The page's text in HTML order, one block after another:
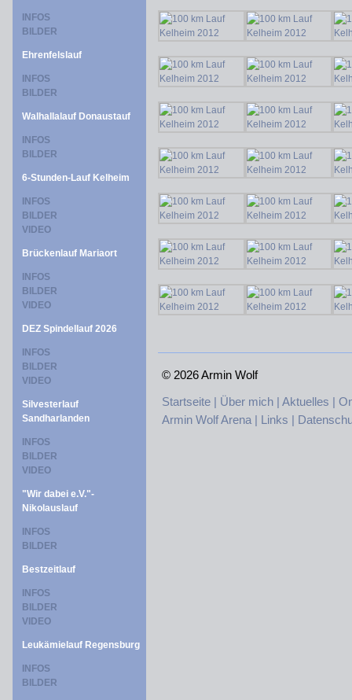
INFOS
BILDER
Ehrenfelslauf
INFOS
BILDER
Walhallalauf Donaustauf
INFOS
BILDER
6-Stunden-Lauf Kelheim
INFOS
BILDER
VIDEO
Brückenlauf Mariaort
INFOS
BILDER
VIDEO
DEZ Spindellauf 2026
INFOS
BILDER
VIDEO
Silvesterlauf
Sandharlanden
INFOS
BILDER
VIDEO
"Wir dabei e.V."-
Nikolauslauf
INFOS
BILDER
Bestzeitlauf
INFOS
BILDER
VIDEO
Leukämielauf Regensburg
INFOS
BILDER
© 2026 Armin Wolf
Startseite | Über mich | Aktuelles |
Armin Wolf Arena | Links |